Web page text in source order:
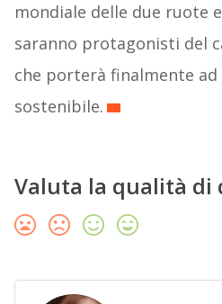
mondiale delle due ruote
saranno protagonisti del
che porterà finalmente
sostenibile.
Valuta la qualità di